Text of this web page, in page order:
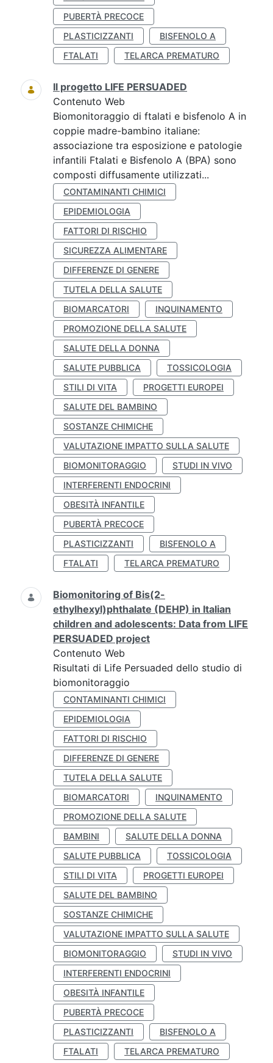
PUBERTÀ PRECOCE
PLASTICIZZANTI
BISFENOLO A
FTALATI
TELARCA PREMATURO
Il progetto LIFE PERSUADED
Contenuto Web
Biomonitoraggio di ftalati e bisfenolo A in
coppie madre-bambino italiane:
associazione tra esposizione e patologie
infantili Ftalati e Bisfenolo A (BPA) sono
composti diffusamente utilizzati...
CONTAMINANTI CHIMICI
EPIDEMIOLOGIA
FATTORI DI RISCHIO
SICUREZZA ALIMENTARE
DIFFERENZE DI GENERE
TUTELA DELLA SALUTE
BIOMARCATORI
INQUINAMENTO
PROMOZIONE DELLA SALUTE
SALUTE DELLA DONNA
SALUTE PUBBLICA
TOSSICOLOGIA
STILI DI VITA
PROGETTI EUROPEI
SALUTE DEL BAMBINO
SOSTANZE CHIMICHE
VALUTAZIONE IMPATTO SULLA SALUTE
BIOMONITORAGGIO
STUDI IN VIVO
INTERFERENTI ENDOCRINI
OBESITÀ INFANTILE
PUBERTÀ PRECOCE
PLASTICIZZANTI
BISFENOLO A
FTALATI
TELARCA PREMATURO
Biomonitoring of Bis(2-
ethylhexyl)phthalate (DEHP) in Italian
children and adolescents: Data from LIFE
PERSUADED project
Contenuto Web
Risultati di Life Persuaded dello studio di
biomonitoraggio
CONTAMINANTI CHIMICI
EPIDEMIOLOGIA
FATTORI DI RISCHIO
DIFFERENZE DI GENERE
TUTELA DELLA SALUTE
BIOMARCATORI
INQUINAMENTO
PROMOZIONE DELLA SALUTE
BAMBINI
SALUTE DELLA DONNA
SALUTE PUBBLICA
TOSSICOLOGIA
STILI DI VITA
PROGETTI EUROPEI
SALUTE DEL BAMBINO
SOSTANZE CHIMICHE
VALUTAZIONE IMPATTO SULLA SALUTE
BIOMONITORAGGIO
STUDI IN VIVO
INTERFERENTI ENDOCRINI
OBESITÀ INFANTILE
PUBERTÀ PRECOCE
PLASTICIZZANTI
BISFENOLO A
FTALATI
TELARCA PREMATURO